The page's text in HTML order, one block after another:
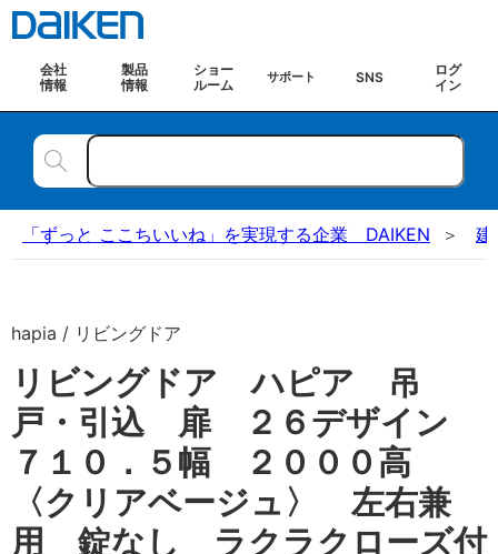
会社
情報
製品
情報
ショー
ルーム
サポート SNS
ログ
イン
「ずっと ここちいいね」を実現する企業 DAIKEN 建
hapia / リビングドア
リビングドア ハピア 吊
戸・引込 扉 ２６デザイン
７１０．５幅 ２０００高
〈クリアベージュ〉 左右兼
用 錠なし ラクラクローズ付